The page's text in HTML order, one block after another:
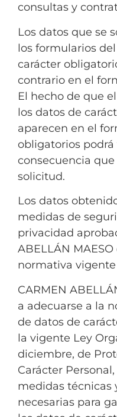
consultas y
Los datos que se
los formularios
carácter
contrario en el
El hecho de que
los datos de
aparecen en el
obligatorios
consecuencia
solicitud.
Los datos
medidas de
privacidad
ABELLÁN
normativa
CARMEN
a adecuarse a la
de datos de
la vigente Ley
diciembre, de
Carácter
medidas técnicas
necesarias para